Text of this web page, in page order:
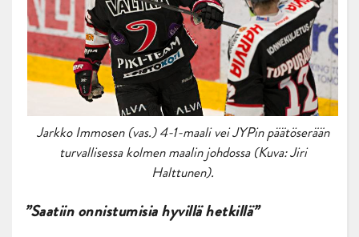
Jarkko Immosen (vas.) 4-1-maali vei JYPin päätöserään
turvallisessa kolmen maalin johdossa (Kuva: Jiri
Halttunen).
”Saatiin onnistumisia hyvillä hetkillä”